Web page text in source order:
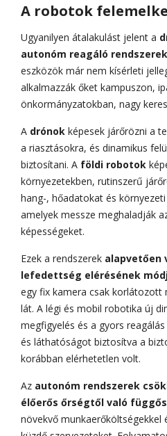
A robotok
Ugyanilyen átalakulást jelent a
autonóm reagáló rendszerek
eszközök már nem kísérleti
alkalmazzák őket kampuszon,
önkormányzatokban, nagy
A drónok képesek járőrözni a
a riasztásokra, és dinamikus
biztosítani. A földi robotok
környezetekben, rutinszerű
hang-, hőadatokat és
amelyek messze meghaladják
képességeket.
Ezek a rendszerek alapvetően
lefedettség elérésének
egy fix kamera csak
lát. A légi és mobil robotika új
megfigyelés és a gyors
és láthatóságot biztosítva a
korábban elérhetetlen volt.
Az autonóm rendszerek
élőerős őrségtől való
növekvő munkaerőköltségekkel